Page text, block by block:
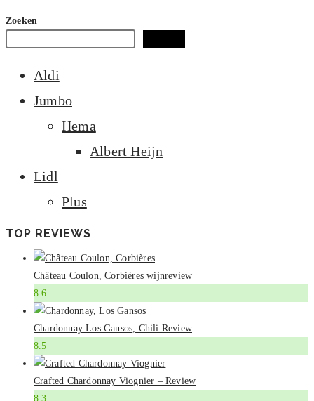
sluiten.
Zoeken
Aldi
Jumbo
Hema
Albert Heijn
Lidl
Plus
TOP REVIEWS
Château Coulon, Corbières wijnreview
8.6
Chardonnay Los Gansos, Chili Review
8.5
Crafted Chardonnay Viognier – Review
8.3